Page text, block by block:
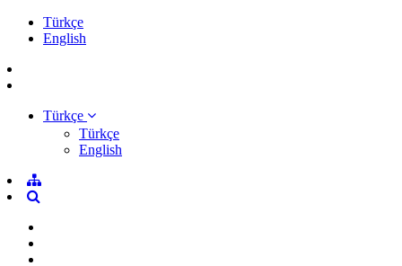
Türkçe
English
Türkçe
Türkçe
English